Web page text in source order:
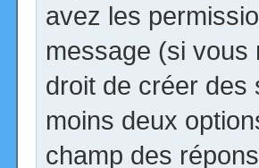
avez les
message (si vous
droit de créer des
moins deux
champ des